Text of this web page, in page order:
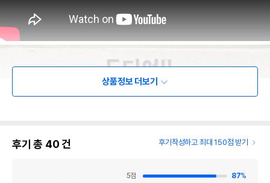
상품정보 더보기
후기 총 40건 후기작성하고 최대 150점 받기
5점 87%